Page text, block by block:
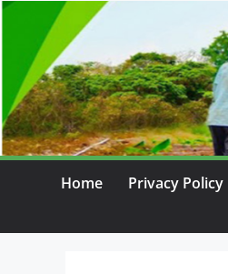
Home Privacy Policy